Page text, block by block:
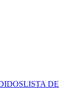
LISTA DE